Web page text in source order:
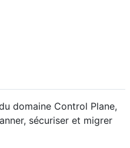
domaine Control Plane,
sécuriser et migrer